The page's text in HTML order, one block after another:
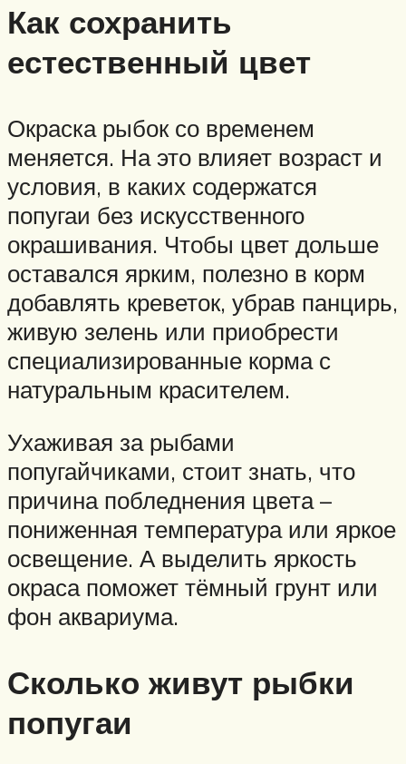
Как сохранить
естественный цвет
Окраска рыбок со временем
меняется. На это влияет возраст и
условия, в каких содержатся
попугаи без искусственного
окрашивания. Чтобы цвет дольше
оставался ярким, полезно в корм
добавлять креветок, убрав панцирь,
живую зелень или приобрести
специализированные корма с
натуральным красителем.
Ухаживая за рыбами
попугайчиками, стоит знать, что
причина побледнения цвета –
пониженная температура или яркое
освещение. А выделить яркость
окраса поможет тёмный грунт или
фон аквариума.
Сколько живут рыбки
попугаи